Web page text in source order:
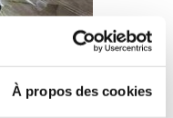
À propos des cookies
des solutions